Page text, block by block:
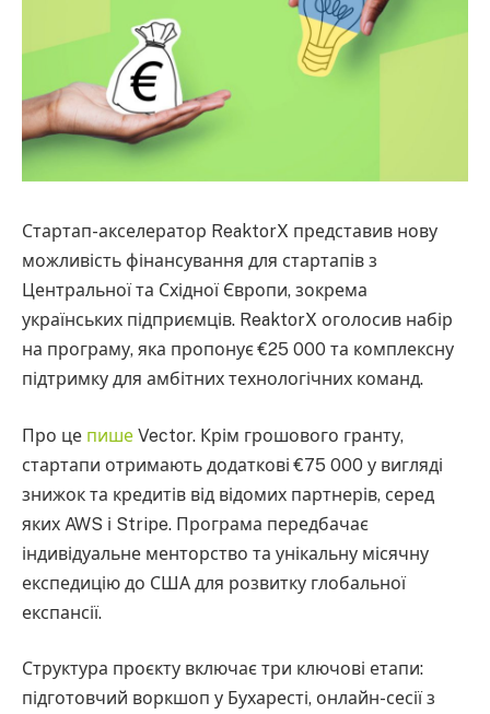
Стартап-акселератор ReaktorX представив нову
можливість фінансування для стартапів з
Центральної та Східної Європи, зокрема
українських підприємців. ReaktorX оголосив набір
на програму, яка пропонує €25 000 та комплексну
підтримку для амбітних технологічних команд.
Про це пише Vector. Крім грошового гранту,
стартапи отримають додаткові €75 000 у вигляді
знижок та кредитів від відомих партнерів, серед
яких AWS і Stripe. Програма передбачає
індивідуальне менторство та унікальну місячну
експедицію до США для розвитку глобальної
експансії.
Структура проєкту включає три ключові етапи:
підготовчий воркшоп у Бухаресті, онлайн-сесії з